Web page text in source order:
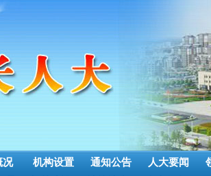
况 机构设置 通知公告 人大要闻